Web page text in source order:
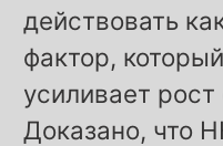
действовать
фактор,
усиливает
Доказано, что